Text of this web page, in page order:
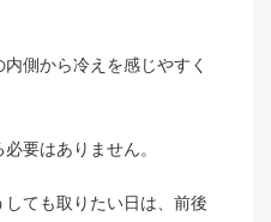
側から冷えを感じやすく
要はありません。
ても取りたい日は、前後